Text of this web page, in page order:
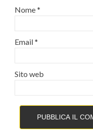
Nome*
Email*
Sito web